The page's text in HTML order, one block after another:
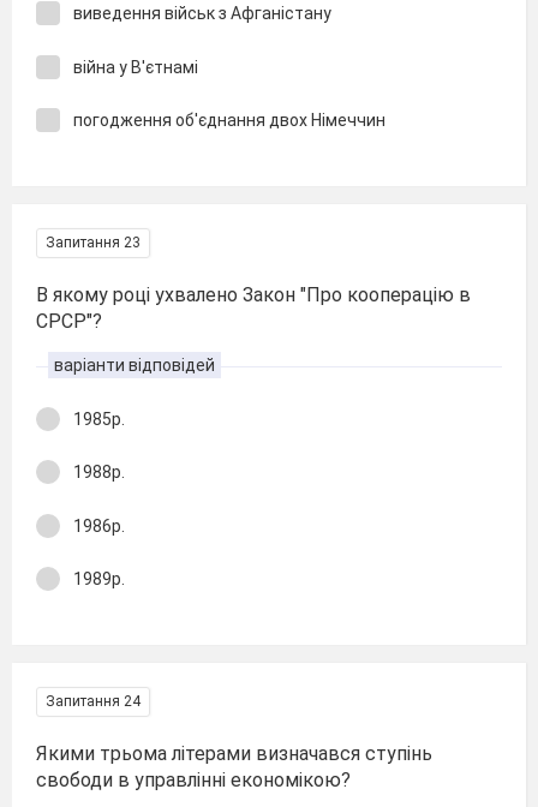
виведення військ з Афганістану
війна у В'єтнамі
погодження об'єднання двох Німеччин
Запитання 23
В якому році ухвалено Закон "Про кооперацію в
СРСР"?
варіанти відповідей
1985р.
1988р.
1986р.
1989р.
Запитання 24
Якими трьома літерами визначався ступінь
свободи в управлінні економікою?